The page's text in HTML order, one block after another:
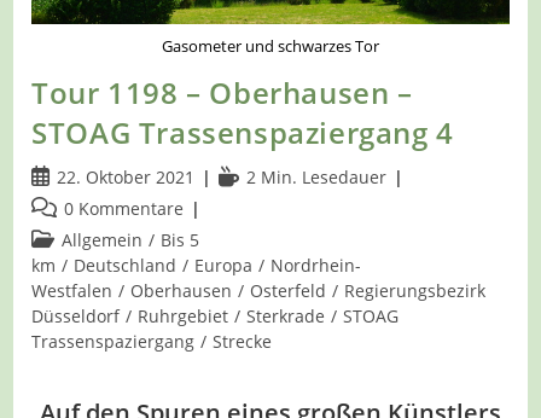
Gasometer und schwarzes Tor
Tour 1198 – Oberhausen –
STOAG Trassenspaziergang 4
Beitrag
veröffentlicht:
22. Oktober 2021 Lesedauer:
2 Min. Lesedauer
Beitrags-
Kommentare:
0 Kommentare
Beitrags-
Kategorie:
Allgemein / Bis 5
km / Deutschland / Europa / Nordrhein-
Westfalen / Oberhausen / Osterfeld / Regierungsbezirk
Düsseldorf / Ruhrgebiet / Sterkrade / STOAG
Trassenspaziergang / Strecke